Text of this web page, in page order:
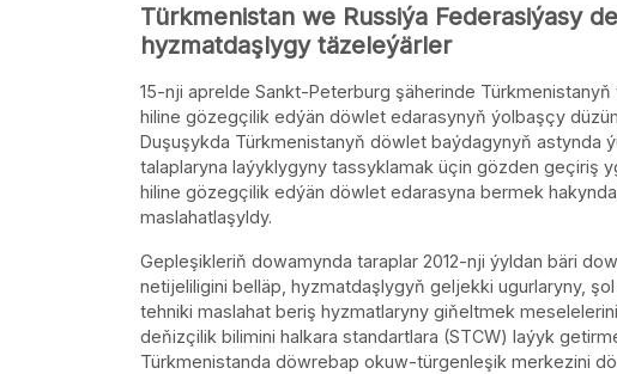
Türkmenistan we Russiýa Federasiýasy
hyzmatdaşlygy täzeleýärler
15-nji aprelde Sankt-Peterburg şäherinde
hiline gözegçilik edýän döwlet edarasynyň ýolbaşçy
Duşuşykda Türkmenistanyň döwlet baýdagynyň astynda
talaplaryna laýyklygyny tassyklamak üçin gözden geçiriş
hiline gözegçilik edýän döwlet edarasyna bermek
maslahatlaşyldy.
Gepleşikleriň dowamynda taraplar 2012-nji ýyldan bäri
netijeliligini belläp, hyzmatdaşlygyň geljekki ugurlaryny,
tehniki maslahat beriş hyzmatlaryny giňeltmek
deňizçilik bilimini halkara standartlara (STCW) laýyk
Türkmenistanda döwrebap okuw-türgenleşik merkezini